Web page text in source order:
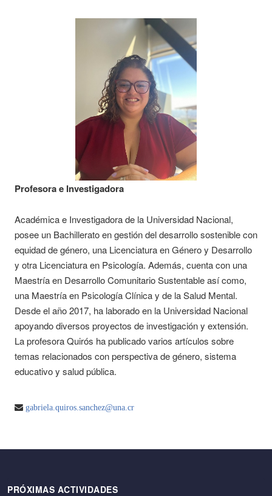
Profesora e Investigadora
Académica e Investigadora de la Universidad Nacional,
posee un Bachillerato en gestión del desarrollo sostenible con
equidad de género, una Licenciatura en Género y Desarrollo
y otra Licenciatura en Psicología. Además, cuenta con una
Maestría en Desarrollo Comunitario Sustentable así como,
una Maestría en Psicología Clínica y de la Salud Mental.
Desde el año 2017, ha laborado en la Universidad Nacional
apoyando diversos proyectos de investigación y extensión.
La profesora Quirós ha publicado varios artículos sobre
temas relacionados con perspectiva de género, sistema
educativo y salud pública.
gabriela.quiros.sanchez@una.cr
PRÓXIMAS ACTIVIDADES